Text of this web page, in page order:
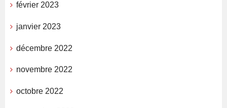
février 2023
janvier 2023
décembre 2022
novembre 2022
octobre 2022